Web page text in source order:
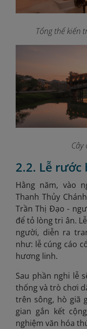
Tổng thể kiến
2.2. Lễ rước
Hằng năm, vào
Thanh Thủy
Trần Thị Đạo -
để tỏ lòng tri ân.
người, diễn ra
như: lễ cúng cáo
hương linh.
Sau phần nghi lễ
thống và trò chơi
trên sông, hò giã
gian gắn kết
nghiệm văn hóa